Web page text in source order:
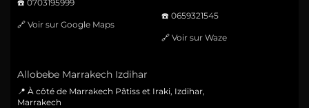
☎️ 0703195999
🔗 Voir sur Google Maps
☎️ 0659321545
🔗 Voir sur Waze
Allobebe Marrakech Izdihar
📍 À côté de Marrakech Pâtiss et Iraki, Izdihar,
Marrakech